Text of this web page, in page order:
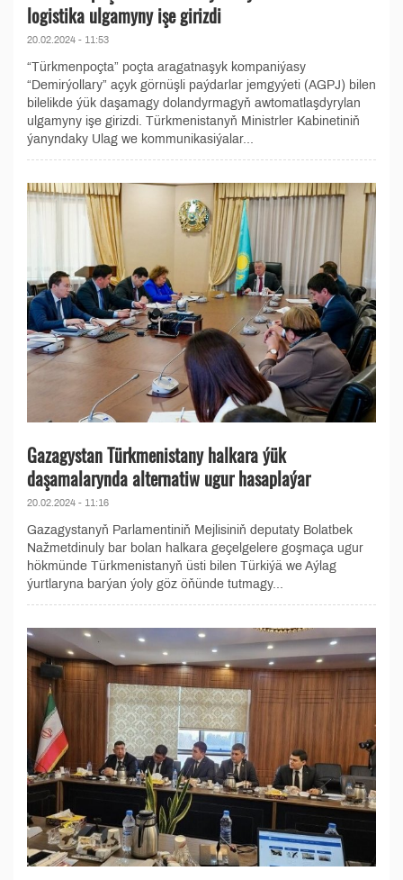
logistika ulgamyny işe girizdi
20.02.2024 - 11:53
“Türkmenpoçta” poçta aragatnaşyk kompaniýasy
“Demirýollary” açyk görnüşli paýdarlar jemgyýeti (AGPJ) bilen
bilelikde ýük daşamagy dolandyrmagyň awtomatlaşdyrylan
ulgamyny işe girizdi. Türkmenistanyň Ministrler Kabinetiniň
ýanyndaky Ulag we kommunikasiýalar...
Gazagystan Türkmenistany halkara ýük
daşamalarynda alternatiw ugur hasaplaýar
20.02.2024 - 11:16
Gazagystanyň Parlamentiniň Mejlisiniň deputaty Bolatbek
Nažmetdinuly bar bolan halkara geçelgelere goşmaça ugur
hökmünde Türkmenistanyň üsti bilen Türkiýä we Aýlag
ýurtlaryna barýan ýoly göz öňünde tutmagy...